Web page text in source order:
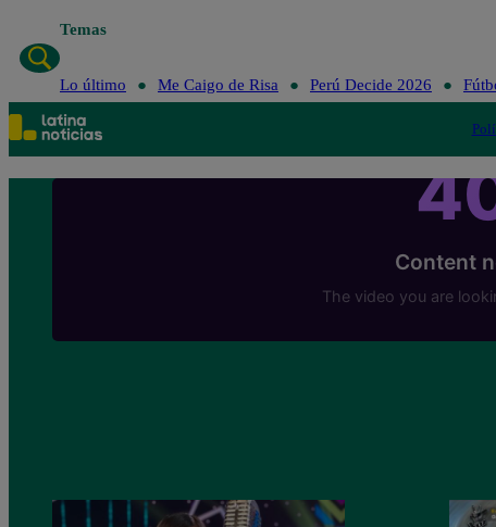
Temas
Lo último Me Caigo de Risa Perú Decide 2026